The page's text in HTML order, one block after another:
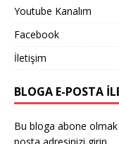
Youtube Kanalım
Facebook
İletişim
BLOGA E-POSTA
Bu bloga abone